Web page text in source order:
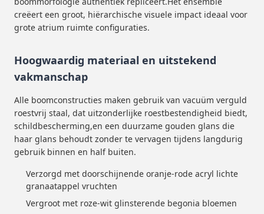
creëert een groot, hiërarchische visuele impact ideaal voor
grote atrium ruimte configuraties.
Hoogwaardig materiaal en uitstekend
vakmanschap
Alle boomconstructies maken gebruik van vacuüm verguld
roestvrij staal, dat uitzonderlijke roestbestendigheid biedt,
schildbescherming,en een duurzame gouden glans die
haar glans behoudt zonder te vervagen tijdens langdurig
gebruik binnen en half buiten.
Verzorgd met doorschijnende oranje-rode acryl lichte
granaatappel vruchten
Vergroot met roze-wit glinsterende begonia bloemen